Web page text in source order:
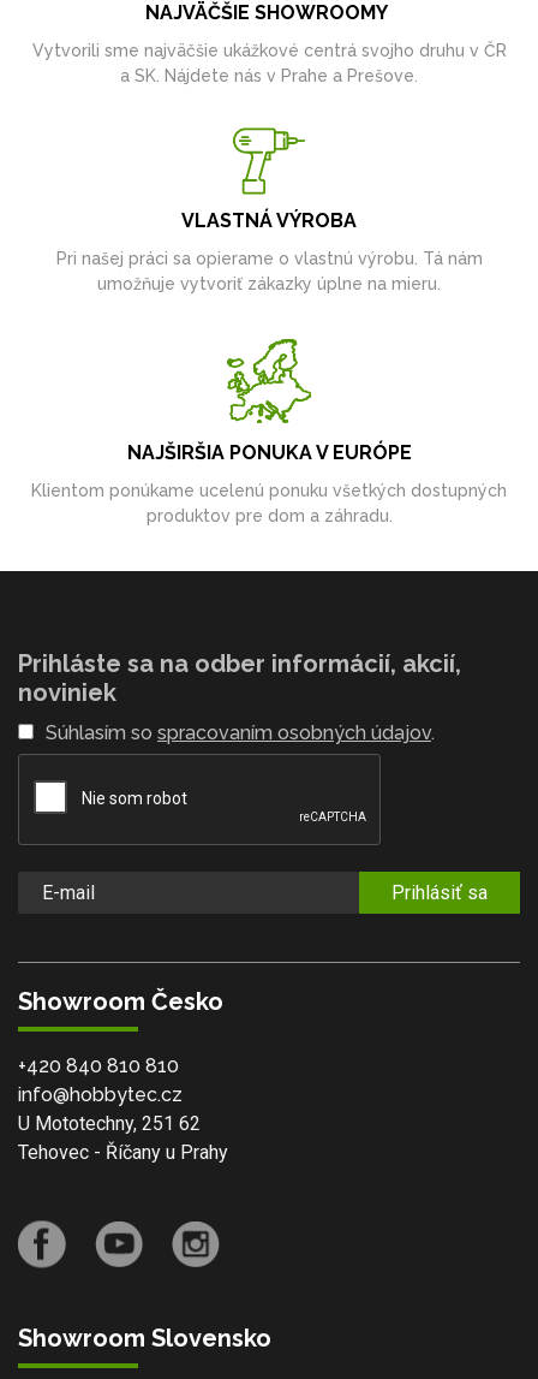
NAJVÄČŠIE SHOWROOMY
Vytvorili sme najväčšie ukážkové centrá svojho druhu v ČR
a SK. Nájdete nás v Prahe a Prešove.
VLASTNÁ VÝROBA
Pri našej práci sa opierame o vlastnú výrobu. Tá nám
umožňuje vytvoriť zákazky úplne na mieru.
NAJŠIRŠIA PONUKA V EURÓPE
Klientom ponúkame ucelenú ponuku všetkých dostupných
produktov pre dom a záhradu.
Prihláste sa na odber informácií, akcií,
noviniek
Súhlasím so spracovaním osobných údajov.
Prihlásiť sa
Showroom Česko
+420 840 810 810
info@hobbytec.cz
U Mototechny, 251 62
Tehovec - Říčany u Prahy
Showroom Slovensko